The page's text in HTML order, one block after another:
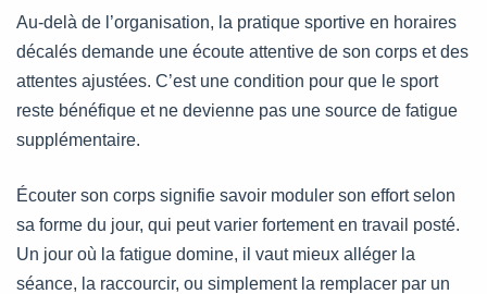
Au-delà de l’organisation, la pratique sportive en horaires
décalés demande une écoute attentive de son corps et des
attentes ajustées. C’est une condition pour que le sport
reste bénéfique et ne devienne pas une source de fatigue
supplémentaire.
Écouter son corps signifie savoir moduler son effort selon
sa forme du jour, qui peut varier fortement en travail posté.
Un jour où la fatigue domine, il vaut mieux alléger la
séance, la raccourcir, ou simplement la remplacer par un